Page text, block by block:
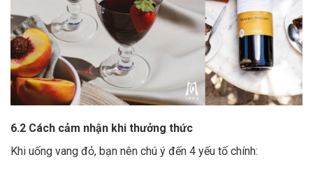
6.2 Cách cảm nhận khi thưởng thức
Khi uống vang đỏ, bạn nên chú ý đến 4 yếu tố chính: